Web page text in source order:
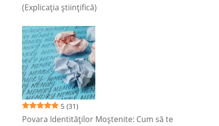
(Explicația științifică)
5 (31)
Povara Identităților Moștenite: Cum să te